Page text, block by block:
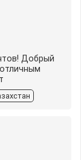
Добрый